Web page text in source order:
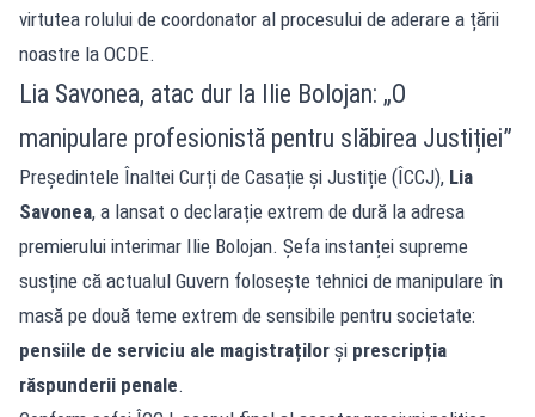
virtutea rolului de coordonator al procesului de aderare a țării
noastre la OCDE.
Lia Savonea, atac dur la Ilie Bolojan: „O
manipulare profesionistă pentru slăbirea Justiției”
Președintele Înaltei Curți de Casație și Justiție (ÎCCJ), Lia
Savonea, a lansat o declarație extrem de dură la adresa
premierului interimar Ilie Bolojan. Șefa instanței supreme
susține că actualul Guvern folosește tehnici de manipulare în
masă pe două teme extrem de sensibile pentru societate:
pensiile de serviciu ale magistraților și prescripția
răspunderii penale.